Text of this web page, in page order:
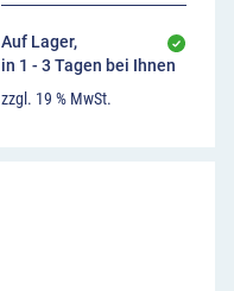
Auf Lager,
in 1 - 3 Tagen bei Ihnen
zzgl. 19 % MwSt.